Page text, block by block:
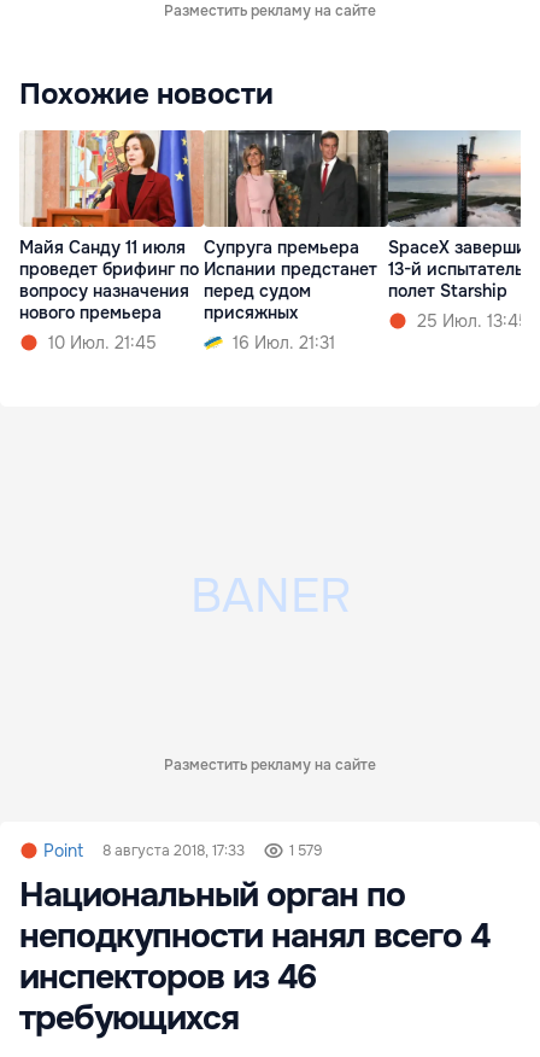
Разместить рекламу на сайте
Похожие новости
Майя Санду 11 июля
проведет брифинг по
вопросу назначения
нового премьера
10 Июл. 21:45
Супруга премьера
Испании предстанет
перед судом
присяжных
16 Июл. 21:31
SpaceX
13-й
полет Starship
25 Июл. 13:45
Разместить рекламу на сайте
Point 8 августа 2018, 17:33 1 579
Национальный орган по
неподкупности нанял всего 4
инспекторов из 46
требующихся